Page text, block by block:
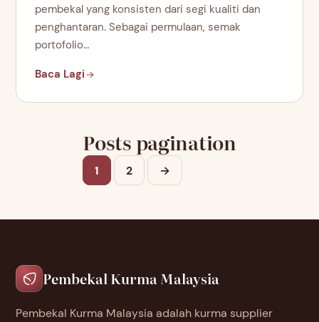
pembekal yang konsisten dari segi kualiti dan
penghantaran. Sebagai permulaan, semak
portofolio…
Baca Lagi
Posts pagination
1 2 →
Pembekal Kurma Malaysia
Pembekal Kurma Malaysia adalah kurma supplier